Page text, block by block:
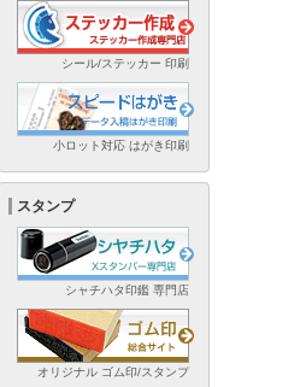
シール/ステッカー 印刷
小ロット対応 はがき印刷
スタンプ
シャチハタ印鑑 専門店
オリジナル ゴム印/スタンプ